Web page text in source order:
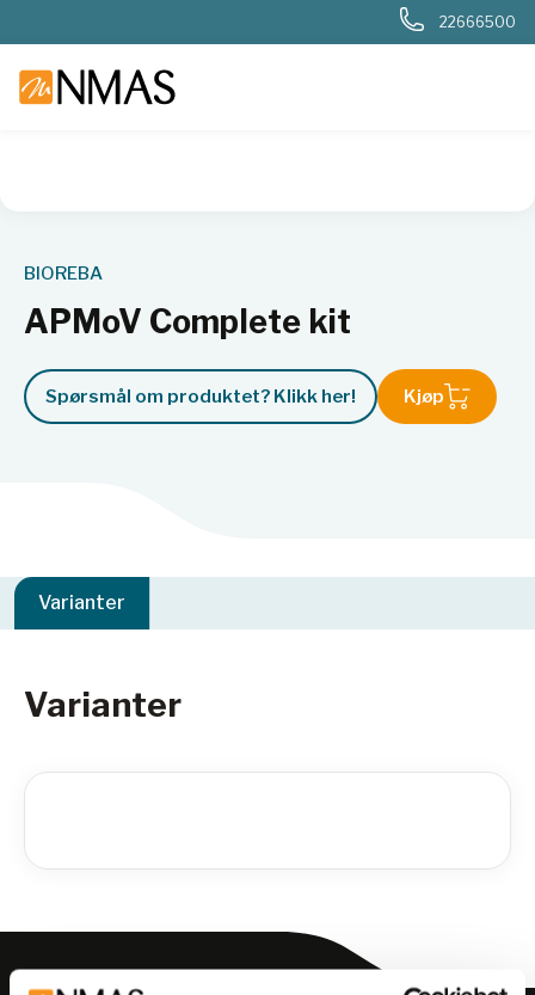
22666500
BIOREBA
APMoV Complete kit
Spørsmål om produktet? Klikk her! Kjøp
Varianter
Varianter